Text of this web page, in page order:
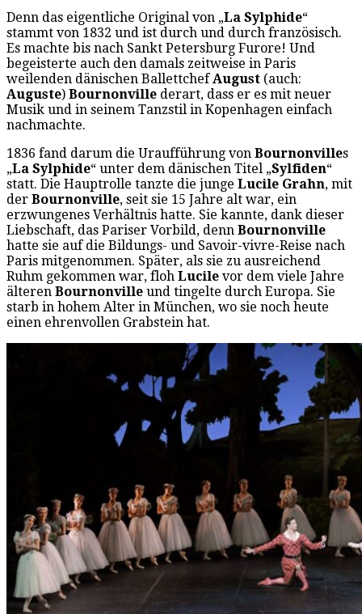
Denn das eigentliche Original von „La Sylphide“
stammt von 1832 und ist durch und durch französisch.
Es machte bis nach Sankt Petersburg Furore! Und
begeisterte auch den damals zeitweise in Paris
weilenden dänischen BallettchefAugust (auch:
Auguste) Bournonville derart, dass er es mit neuer
Musik und in seinem Tanzstil in Kopenhagen einfach
nachmachte.
1836 fand darum die Uraufführung von Bournonvilles
„La Sylphide“ unter dem dänischen Titel „Sylfiden“
statt. Die Hauptrolle tanzte die junge Lucile Grahn, mit
der Bournonville, seit sie 15 Jahre alt war, ein
erzwungenes Verhältnis hatte. Sie kannte, dank dieser
Liebschaft, das Pariser Vorbild, denn Bournonville
hatte sie auf die Bildungs- und Savoir-vivre-Reise nach
Paris mitgenommen. Später, als sie zu ausreichend
Ruhm gekommen war, floh Lucile vor dem viele Jahre
älteren Bournonville und tingelte durch Europa. Sie
starb in hohem Alter in München, wo sie noch heute
einen ehrenvollen Grabstein hat.